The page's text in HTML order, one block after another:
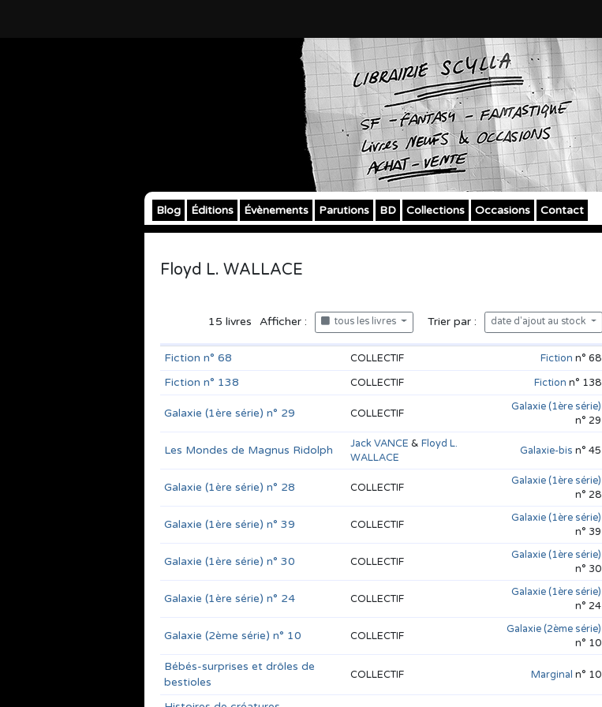
Blog Éditions Évènements Parutions BD Collections Occasions Contact
Floyd L. WALLACE
15 livres Afficher : tous les livres Trier par : date d'ajout au stock
Fiction n° 68 COLLECTIF Fiction n° 68
Fiction n° 138 COLLECTIF Fiction n° 138
Galaxie (1ère série) n° 29 COLLECTIF
Galaxie (1ère série)
n° 29
Les Mondes de Magnus Ridolph Jack VANCE & Floyd L.
WALLACE
Galaxie-bis n° 45
Galaxie (1ère série) n° 28 COLLECTIF
Galaxie (1ère série)
n° 28
Galaxie (1ère série) n° 39 COLLECTIF
Galaxie (1ère série)
n° 39
Galaxie (1ère série) n° 30 COLLECTIF
Galaxie (1ère série)
n° 30
Galaxie (1ère série) n° 24 COLLECTIF
Galaxie (1ère série)
n° 24
Galaxie (2ème série) n° 10 COLLECTIF
Galaxie (2ème série)
n° 10
Bébés-surprises et drôles de
bestioles
COLLECTIF Marginal n° 10